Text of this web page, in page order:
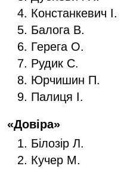
Констанкевич І.
Балога В.
Герега О.
Рудик С.
Юрчишин П.
Палиця І.
«Довіра»
Білозір Л.
Кучер М.